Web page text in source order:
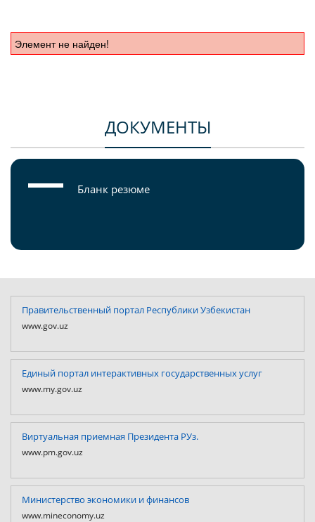
Элемент не найден!
ДОКУМЕНТЫ
Бланк резюме
Правительственный портал Республики Узбекистан
www.gov.uz
Единый портал интерактивных государственных услуг
www.my.gov.uz
Виртуальная приемная Президента РУз.
www.pm.gov.uz
Министерство экономики и финансов
www.mineconomy.uz